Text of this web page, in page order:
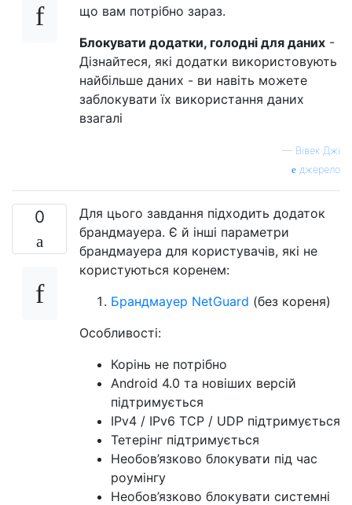
що вам потрібно зараз.
Блокувати додатки, голодні для даних -
Дізнайтеся, які додатки використовують
найбільше даних - ви навіть можете
заблокувати їх використання даних
взагалі
— Вівек Джі
джерело
0
Для цього завдання підходить додаток
брандмауера. Є й інші параметри
брандмауера для користувачів, які не
користуються коренем:
Брандмауер NetGuard (без кореня)
Особливості:
Корінь не потрібно
Android 4.0 та новіших версій
підтримується
IPv4 / IPv6 TCP / UDP підтримується
Тетерінг підтримується
Необов’язково блокувати під час
роумінгу
Необов’язково блокувати системні